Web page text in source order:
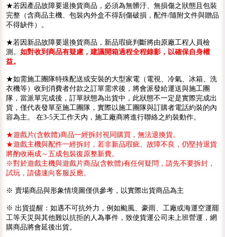
★若因產品故障要退換貨商品，必須為無髒汙、無損傷之狀態且包裝
完整（含商品主機、包裝內外盒不得刮傷破損，配件/隨附文件與贈品
不得缺件）。
★若因新品故障要退換貨商品，新品瑕疵判斷將由原廠工程人員檢
測。 如對收到商品有疑慮，建議開箱過程全程錄影，以確保自身權
益。
★如需施工團隊特殊配送或安裝的大型家電（電視、冷氣、冰箱、洗
衣機等）收到消費者付款之訂單需求後，將會派發給運送與施工團
隊，當派單完成後，訂單狀態為出貨中，此狀態不一定是實際完成出
貨，僅代表發單至施工團隊，實際以施工團隊與訂購者電話約裝的內
容為主。 在3-5天工作天內，施工廠商將進行聯絡之約裝動作。
★遊戲片(含軟體)商品一經拆封視同購買，無法退換貨。
★遊戲主機與配件一經拆封，若非新品瑕疵、故障不良，仍堅持退貨
將酌收兩成～五成包裝復原整新費。
※對於遊戲主機與遊戲片商品(含軟體)有任何疑問，請先不要拆封，
試玩，請儘速向客服反應。
※ 賣場商品與形象情境圖僅供參考，以實際出貨商品為主
※ 出貨提醒：如遇不可抗外力，例如颱風、豪雨、工廠或海運空運罷
工等天災與其他難以抗拒的人為事件，致使貨運公司未上班營運，網
購商品將會延後出貨。